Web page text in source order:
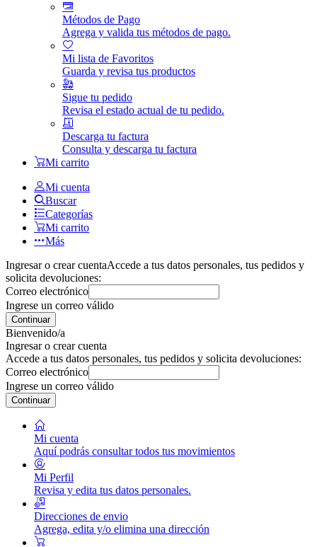
Métodos de Pago
Agrega y valida tus métodos de pago.
Mi lista de Favoritos
Guarda y revisa tus productos
Sigue tu pedido
Revisa el estado actual de tu pedido.
Descarga tu factura
Consulta y descarga tu factura
Mi carrito
Mi cuenta
Buscar
Categorías
Mi carrito
Más
Ingresar o crear cuentaAccede a tus datos personales, tus pedidos y
solicita devoluciones:
Correo electrónico
Ingrese un correo válido
Continuar
Bienvenido/a
Ingresar o crear cuenta
Accede a tus datos personales, tus pedidos y solicita devoluciones:
Correo electrónico
Ingrese un correo válido
Continuar
Mi cuenta
Aquí podrás consultar todos tus movimientos
Mi Perfil
Revisa y edita tus datos personales.
Direcciones de envio
Agrega, edita y/o elimina una dirección